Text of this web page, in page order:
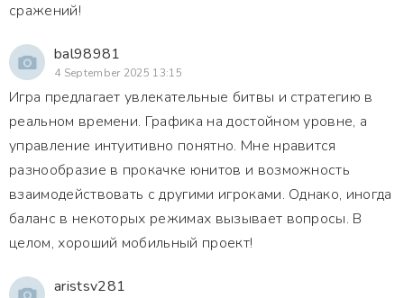
сражений!
bal98981
4 September 2025 13:15
Игра предлагает увлекательные битвы и стратегию в
реальном времени. Графика на достойном уровне, а
управление интуитивно понятно. Мне нравится
разнообразие в прокачке юнитов и возможность
взаимодействовать с другими игроками. Однако, иногда
баланс в некоторых режимах вызывает вопросы. В
целом, хороший мобильный проект!
aristsv281